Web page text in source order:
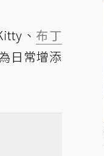
、 布丁
日常增添